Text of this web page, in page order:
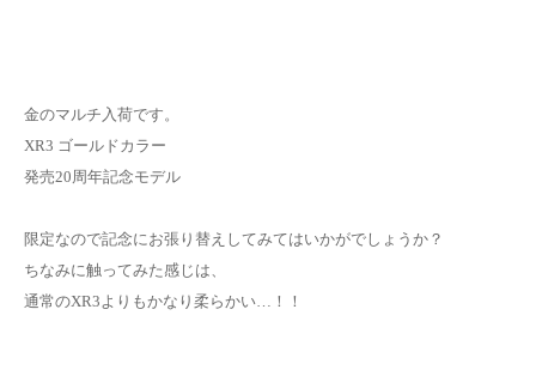
金のマルチ入荷です。
XR3 ゴールドカラー
発売20周年記念モデル
限定なので記念にお張り替えしてみてはいかがでしょうか？
ちなみに触ってみた感じは、
通常のXR3よりもかなり柔らかい…！！